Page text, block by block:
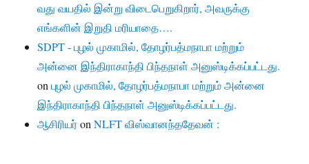
வது வயதில் இன்று விடைபெறுகிறார், அவருக்கு
எங்களின் இறுதி மரியாதை….
SDPT - புழல் முகாமில், தோழர்பத்மநாபா மற்றும்
அன்னை இந்திராகாந்தி பிந்தநாள் அனுஸ்டிக்கப்பட்டது.
onபுழல் முகாமில், தோழர்பத்மநாபா மற்றும் அன்னை
இந்திராகாந்தி பிந்தநாள் அனுஸ்டிக்கப்பட்டது.
ஆசிரியர்onNLFT விஸ்வானந்ததேவன் :